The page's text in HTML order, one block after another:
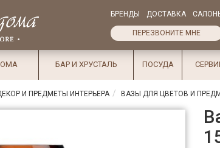
БРЕНДЫ ДОСТАВКА
ПЕРЕЗВОНИТЕ МНЕ
БАР И ХРУСТАЛЬ ПОСУДА
И ПРЕДМЕТЫ ИНТЕРЬЕРА ВАЗЫ ДЛЯ ЦВЕТОВ И